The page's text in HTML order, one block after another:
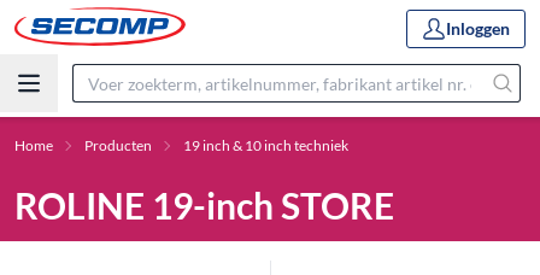
Inloggen
Home Producten 19 inch & 10 inch techniek
ROLINE 19-inch STORE